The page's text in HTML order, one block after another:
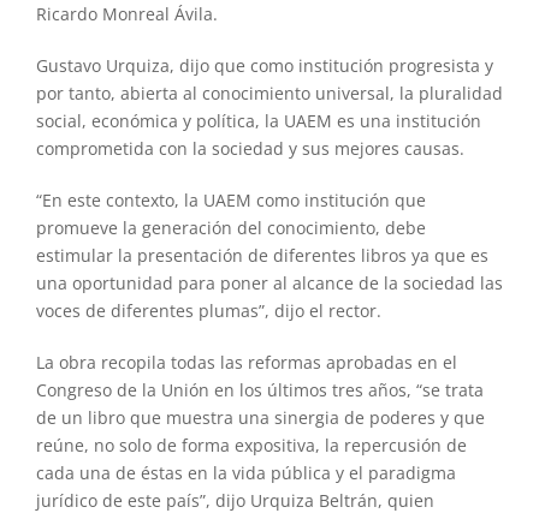
Ricardo Monreal Ávila.
Gustavo Urquiza, dijo que como institución progresista y
por tanto, abierta al conocimiento universal, la pluralidad
social, económica y política, la UAEM es una institución
comprometida con la sociedad y sus mejores causas.
“En este contexto, la UAEM como institución que
promueve la generación del conocimiento, debe
estimular la presentación de diferentes libros ya que es
una oportunidad para poner al alcance de la sociedad las
voces de diferentes plumas”, dijo el rector.
La obra recopila todas las reformas aprobadas en el
Congreso de la Unión en los últimos tres años, “se trata
de un libro que muestra una sinergia de poderes y que
reúne, no solo de forma expositiva, la repercusión de
cada una de éstas en la vida pública y el paradigma
jurídico de este país”, dijo Urquiza Beltrán, quien